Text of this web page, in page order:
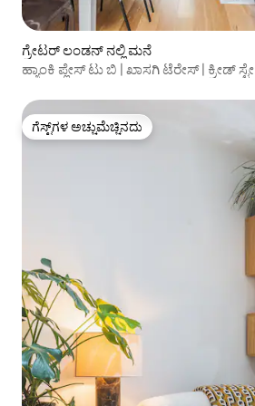
ಗ್ರೇಟರ್ ಲಂಡನ್ ನಲ್ಲಿ ಮನೆ
ಹ್ಯಾಂಕಿ ಪ್ಲೇಸ್ ಟು ಬಿ | ಖಾಸಗಿ ಟೆರೇಸ್ | ಕ್ರೀಡ್ ಸ್ಟೇ
ಗೆಸ್ಟ್‌ಗಳ ಅಚ್ಚುಮೆಚ್ಚಿನದು
ಗೆಸ್ಟ್‌ಗಳ ಅಚ್ಚುಮೆಚ್ಚಿನದು